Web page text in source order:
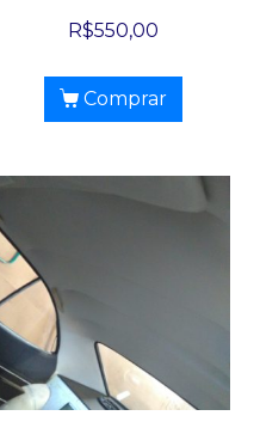
R$550,00
Comprar